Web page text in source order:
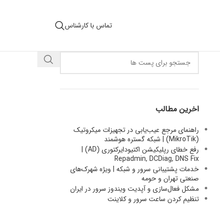
تماس با کارشناس
اخرین مطالب
راهنمای مرجع عیب‌یابی در تجهیزات میکروتیک
(MikroTik) | شبکه گستره هوشمند
رفع خطای رپلیکیشن اکتیودایرکتوری (AD) |
Repadmin, DCDiag, DNS Fix
خدمات پشتیبانی سرور و شبکه | ویژه شهرک‌های
صنعتی تهران و حومه
مشکل فعال‌سازی و آپدیت ویندوز سرور در ایران
تنظیم کردن ساعت سرور و کلاینت